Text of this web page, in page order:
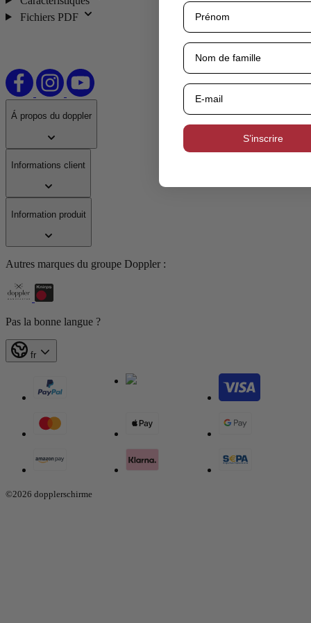
Fichiers PDF
Á propos du doppler
Informations client
Information produit
Autres marques du groupe Doppler :
Pas la bonne langue ?
fr
©2026 dopplerschirme
S’inscrire